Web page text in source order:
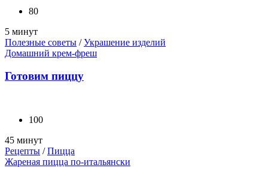
80
5 минут
Полезные советы /Украшение изделий
Домашний крем-фреш
Готовим пиццу
100
45 минут
Рецепты /Пицца
Жареная пицца по-итальянски